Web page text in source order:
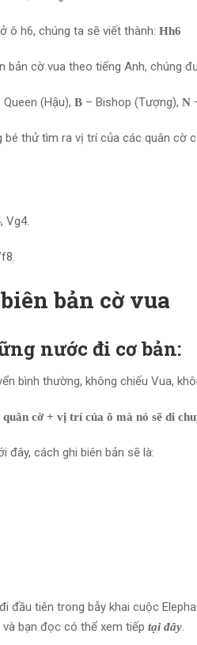
ô h6, chúng ta sẽ viết thành: Hh6
bản cờ vua theo tiếng Anh, chúng
Queen (Hậu), B – Bishop (Tượng), N
bé thử tìm ra vị trí của các quân cờ
Vg4.
bản cờ vua
nước đi cơ bản:
bình thường, không chiếu Vua,
cờ + vị trí của ô mà nó sẽ di
đây, cách ghi biên bản sẽ là:
đầu tiên trong bẫy khai cuộc
và bạn đọc có thể xem tiếp tại đây.